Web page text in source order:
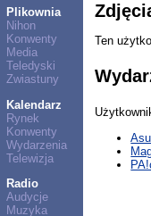
Plikownia
Nihon
Konwenty
Media
Teledyski
Zwiastuny
Kalendarz
Rynek
Konwenty
Wydarzenia
Telewizja
Radio
Audycje
Muzyka
Ten